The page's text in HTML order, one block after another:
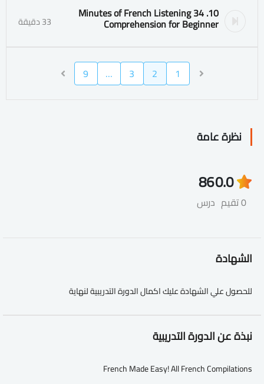
10. 34 Minutes of French Listening
Comprehension for Beginner 33 دقيقة
1
2
3
…
9
نظرة عامة
0.0
0 تقيم
86
درس
الشهادة
للحصول علي الشهادة عليك اكمال الدورة التدريبية لنهاية
نبذة عن الدورة التدريبية
French Made Easy! All French Compilations